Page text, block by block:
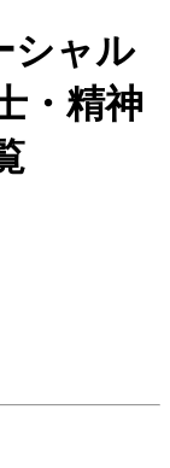
シャル
・精神